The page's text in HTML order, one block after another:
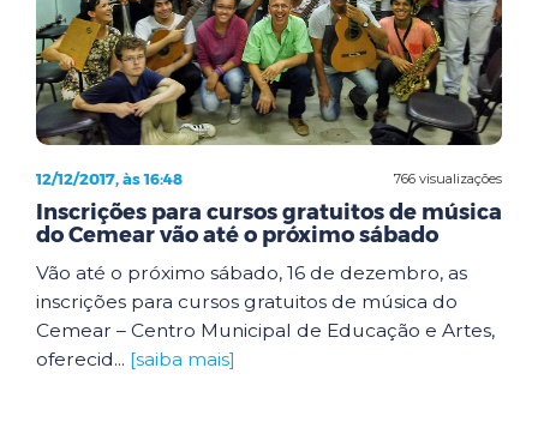
766 visualizações
12/12/2017, às 16:48
Inscrições para cursos gratuitos de música
do Cemear vão até o próximo sábado
Vão até o próximo sábado, 16 de dezembro, as
inscrições para cursos gratuitos de música do
Cemear – Centro Municipal de Educação e Artes,
oferecid... [saiba mais]